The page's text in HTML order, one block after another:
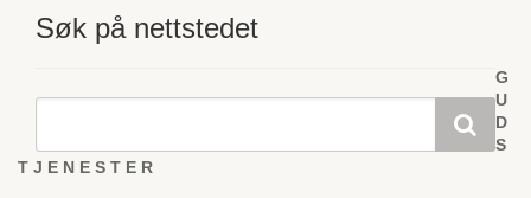
Søk på nettstedet
G
U
D
S
T J E N E S T E R